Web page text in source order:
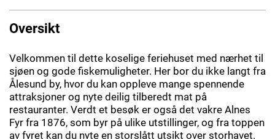
Oversikt
Velkommen til dette koselige feriehuset med nærhet til
sjøen og gode fiskemuligheter. Her bor du ikke langt fra
Ålesund by, hvor du kan oppleve mange spennende
attraksjoner og nyte deilig tilberedt mat på
restauranter. Verdt et besøk er også det vakre Alnes
Fyr fra 1876, som byr på ulike utstillinger, og fra toppen
av fyret kan du nyte en storslått utsikt over storhavet.